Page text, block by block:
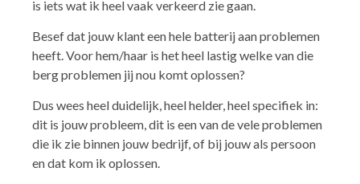
is iets wat ik heel vaak verkeerd zie gaan.
Besef dat jouw klant een hele batterij aan problemen
heeft. Voor hem/haar is het heel lastig welke van die
berg problemen jij nou komt oplossen?
Dus wees heel duidelijk, heel helder, heel specifiek in:
dit is jouw probleem, dit is een van de vele problemen
die ik zie binnen jouw bedrijf, of bij jouw als persoon
en dat kom ik oplossen.